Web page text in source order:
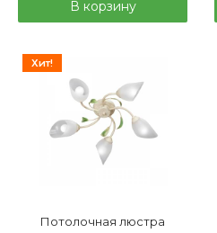
В корзину
Хит!
Потолочная люстра